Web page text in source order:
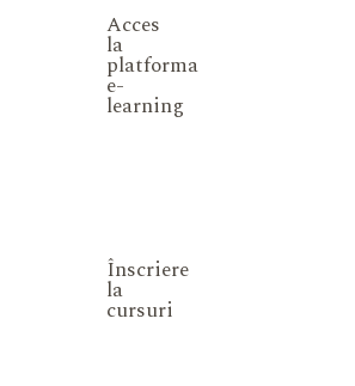
Acces
la
platforma
e-
learning
Înscriere
la
cursuri